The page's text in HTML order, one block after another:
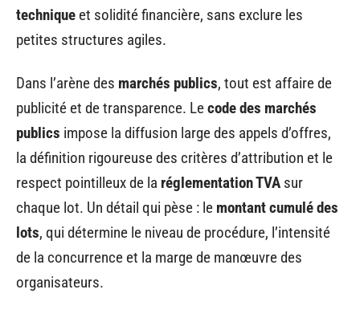
technique et solidité financière, sans exclure les
petites structures agiles.
Dans l’arène des marchés publics, tout est affaire de
publicité et de transparence. Lecode des marchés
publics impose la diffusion large des appels d’offres,
la définition rigoureuse des critères d’attribution et le
respect pointilleux de la réglementation TVA sur
chaque lot. Un détail qui pèse : le montant cumulé des
lots, qui détermine le niveau de procédure, l’intensité
de la concurrence et la marge de manœuvre des
organisateurs.